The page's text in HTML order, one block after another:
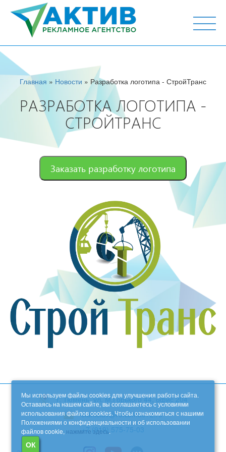
г. Тюмень, ул. М.Горького 44, офис 204
Главная » Новости » Разработка логотипа - СтройТранс
РАЗРАБОТКА ЛОГОТИПА -
СТРОЙТРАНС
Заказать разработку логотипа
г. Тюмень, ул. М.Горького 44, офис 204
stanislav@reklama072.ru
+7 (919) 575-75-03
Мы используем файлы cookies для улучшения работы сайта.
Оставаясь на нашем сайте, вы соглашаетесь с условиями
использования файлов cookies. Чтобы ознакомиться с нашими
Положениями о конфиденциальности и об использовании
файлов cookie, нажмите здесь.
ОК